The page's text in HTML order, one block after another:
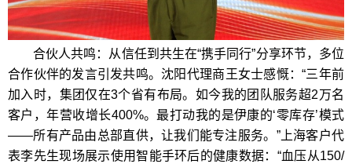
合伙人共鸣：从信任到共生在“携手同行”分享环节，多位
合作伙伴的发言引发共鸣。沈阳代理商王女士感慨：“三年前
加入时，集团仅在3个省有布局。如今我的团队服务超2万名
客户，年营收增长400%。最打动我的是伊康的‘零库存’模式
——所有产品由总部直供，让我们能专注服务。”上海客户代
表李先生现场展示使用智能手环后的健康数据：“血压从150/